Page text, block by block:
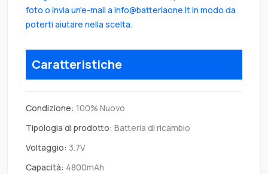
foto o invia un'e-mail a info@batteriaone.it in modo da
poterti aiutare nella scelta.
Caratteristiche
Condizione: 100% Nuovo
Tipologia di prodotto: Batteria di ricambio
Voltaggio: 3.7V
Capacità: 4800mAh